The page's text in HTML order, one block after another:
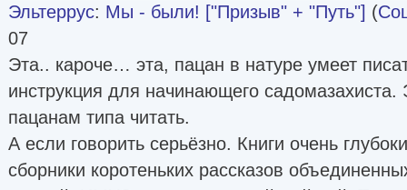
Эльтеррус: Мы - были! ["Призыв" + "Путь"] (
07
Эта.. кароче… эта, пацан в натуре умеет
инструкция для начинающего
пацанам типа читать.
А если говорить серьёзно. Книги очень
сборники коротеньких рассказов